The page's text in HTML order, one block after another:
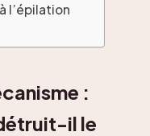
l’épilation
:
il le